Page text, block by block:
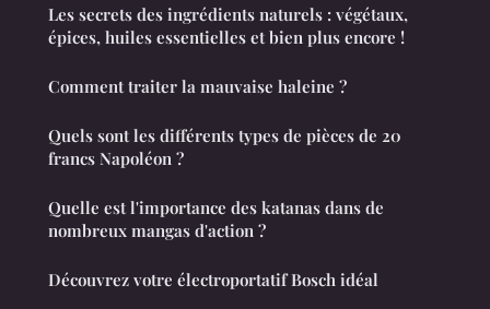
Les secrets des ingrédients naturels : végétaux,
épices, huiles essentielles et bien plus encore !
Comment traiter la mauvaise haleine ?
Quels sont les différents types de pièces de 20
francs Napoléon ?
Quelle est l'importance des katanas dans de
nombreux mangas d'action ?
Découvrez votre électroportatif Bosch idéal